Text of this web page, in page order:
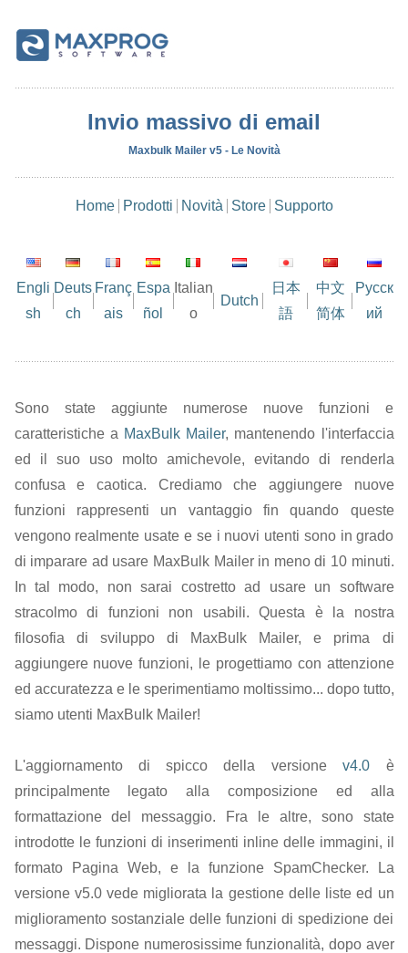
Invio massivo di email
Maxbulk Mailer v5 - Le Novità
Home Prodotti Novità Store Supporto
Engli
sh
Deuts
ch
Franç
ais
Espa
ñol
Italian
o
Dutch
日本
語
中文
简体
Русск
ий
Sono state aggiunte numerose nuove funzioni e
caratteristiche a MaxBulk Mailer, mantenendo l'interfaccia
ed il suo uso molto amichevole, evitando di renderla
confusa e caotica. Crediamo che aggiungere nuove
funzioni rappresenti un vantaggio fin quando queste
vengono realmente usate e se i nuovi utenti sono in grado
di imparare ad usare MaxBulk Mailer in meno di 10 minuti.
In tal modo, non sarai costretto ad usare un software
stracolmo di funzioni non usabili. Questa è la nostra
filosofia di sviluppo di MaxBulk Mailer, e prima di
aggiungere nuove funzioni, le progettiamo con attenzione
ed accuratezza e le sperimentiamo moltissimo... dopo tutto,
siamo utenti MaxBulk Mailer!
L'aggiornamento di spicco della versionev4.0 è
principalmente legato alla composizione ed alla
formattazione del messaggio. Fra le altre, sono state
introdotte le funzioni di inserimenti inline delle immagini, il
formato Pagina Web, e la funzione SpamChecker. La
versione v5.0 vede migliorata la gestione delle liste ed un
miglioramento sostanziale delle funzioni di spedizione dei
messaggi. Dispone numerosissime funzionalità, dopo aver